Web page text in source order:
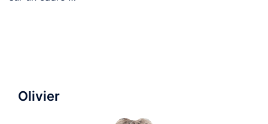
Olivier